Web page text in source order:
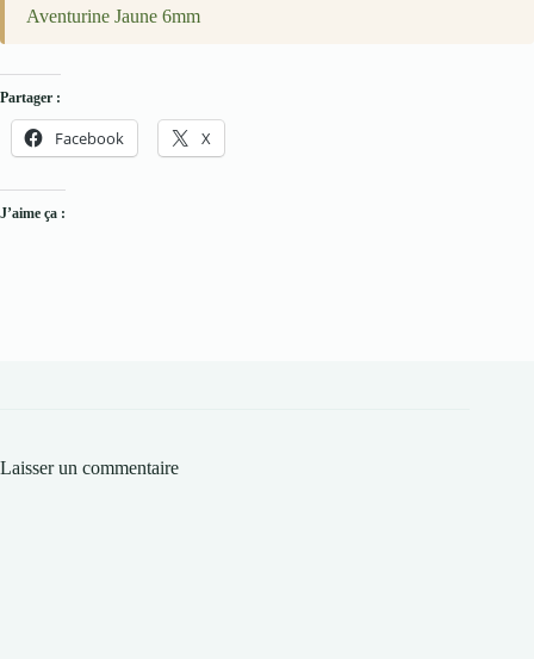
Aventurine Jaune 6mm
Partager :
Facebook X
J’aime ça :
Laisser un commentaire